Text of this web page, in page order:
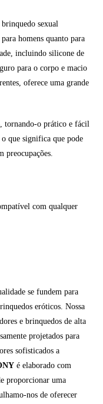
sexual
homens quanto para
incluindo silicone de
para o corpo e macio
oferece uma grande
tornando-o prático e fácil
que significa que pode
preocupações.
com qualquer
se fundem para
eróticos. Nossa
e brinquedos de alta
projetados para
sofisticados a
é elaborado com
proporcionar uma
nos de oferecer